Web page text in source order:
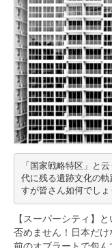
「国家戦略特区」と
代に残る遺跡文化の
すが皆さん如何でしょ
【スーパーシティ】
否めません！日本だ
前のオブラートで包